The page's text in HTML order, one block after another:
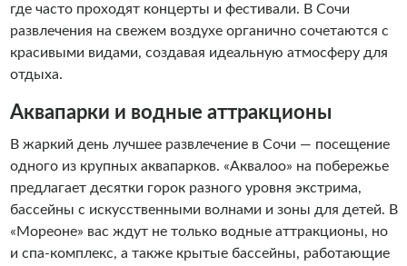
где часто проходят концерты и фестивали. В Сочи
развлечения на свежем воздухе органично сочетаются с
красивыми видами, создавая идеальную атмосферу для
отдыха.
Аквапарки и водные аттракционы
В жаркий день лучшее развлечение в Сочи — посещение
одного из крупных аквапарков. «Аквалоо» на побережье
предлагает десятки горок разного уровня экстрима,
бассейны с искусственными волнами и зоны для детей. В
«Мореоне» вас ждут не только водные аттракционы, но
и спа-комплекс, а также крытые бассейны, работающие